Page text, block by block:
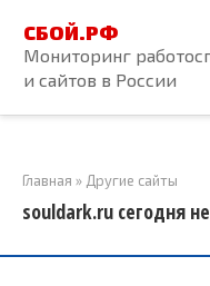
контенту
СБОЙ.РФ
Мониторинг
и сайтов в России
Главная » Другие сайты
souldark.ru сегодня